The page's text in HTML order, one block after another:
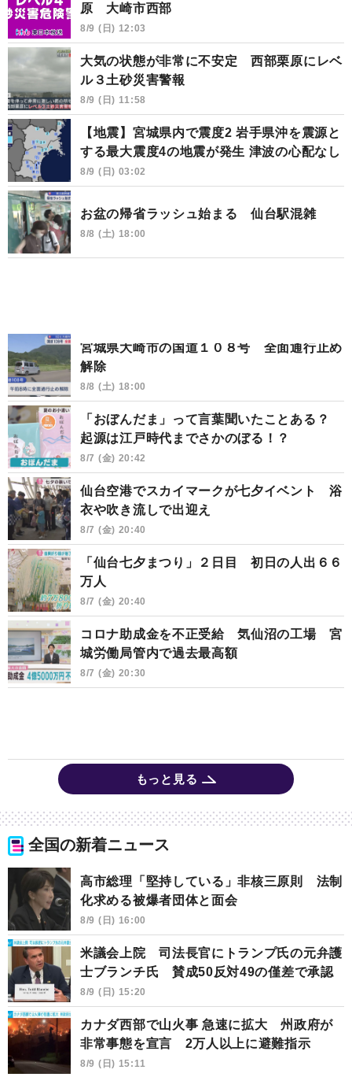
原 大崎市西部
8/9 (日) 12:03
大気の状態が非常に不安定 西部栗原にレベ
ル３土砂災害警報
8/9 (日) 11:58
【地震】宮城県内で震度2 岩手県沖を震源と
する最大震度4の地震が発生 津波の心配なし
8/9 (日) 03:02
お盆の帰省ラッシュ始まる 仙台駅混雑
8/8 (土) 18:00
宮城県大崎市の国道１０８号 全面通行止め
解除
8/8 (土) 18:00
「おぼんだま」って言葉聞いたことある？
起源は江戸時代までさかのぼる！？
8/7 (金) 20:42
仙台空港でスカイマークが七夕イベント 浴
衣や吹き流しで出迎え
8/7 (金) 20:40
「仙台七夕まつり」２日目 初日の人出６６
万人
8/7 (金) 20:40
コロナ助成金を不正受給 気仙沼の工場 宮
城労働局管内で過去最高額
8/7 (金) 20:30
もっと見る
全国の新着ニュース
高市総理「堅持している」非核三原則 法制
化求める被爆者団体と面会
8/9 (日) 16:00
米議会上院 司法長官にトランプ氏の元弁護
士ブランチ氏 賛成50反対49の僅差で承認
8/9 (日) 15:20
カナダ西部で山火事 急速に拡大 州政府が
非常事態を宣言 2万人以上に避難指示
8/9 (日) 15:11